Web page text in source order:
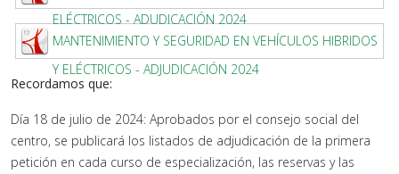
ELÉCTRICOS - ADUDICACIÓN 2024
MANTENIMIENTO Y SEGURIDAD EN VEHÍCULOS HIBRIDOS
Y ELÉCTRICOS - ADJUDICACIÓN 2024
Recordamos que:
Día 18 de julio de 2024: Aprobados por el consejo social del
centro, se publicará los listados de adjudicación de la primera
petición en cada curso de especialización, las reservas y las